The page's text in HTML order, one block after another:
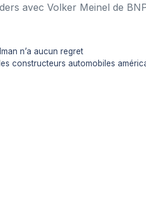
avec Volker Meinel de
n’a aucun regret
constructeurs automobiles